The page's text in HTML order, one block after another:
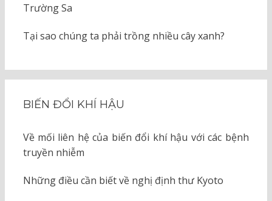
Trường Sa
Tại sao chúng ta phải trồng nhiều cây xanh?
BIẾN ĐỔI KHÍ HẬU
Về mối liên hệ của biến đổi khí hậu với các bệnh
truyền nhiễm
Những điều cần biết về nghị định thư Kyoto